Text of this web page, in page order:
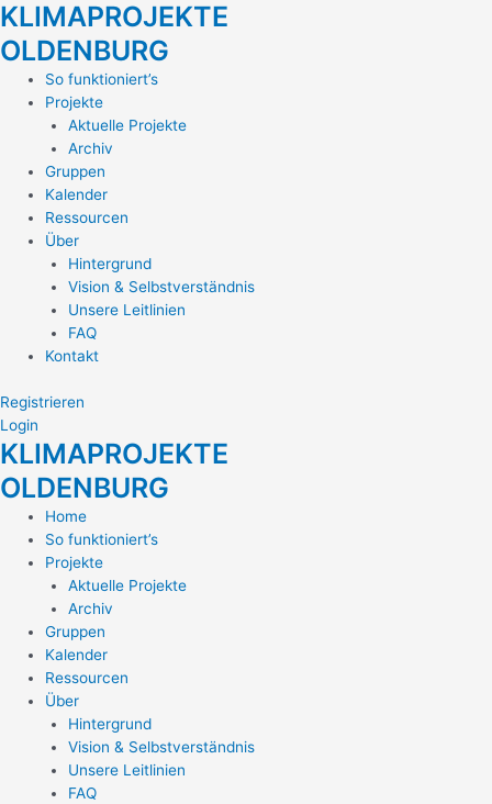
Zum
springen
KLIMAPROJEKTE
OLDENBURG
Main
Menu
So funktioniert’s
Projekte
Aktuelle Projekte
Archiv
Gruppen
Kalender
Ressourcen
Über
Hintergrund
Vision & Selbstverständnis
Unsere Leitlinien
FAQ
Kontakt
Registrieren
Login
KLIMAPROJEKTE
OLDENBURG
Home
So funktioniert’s
Projekte
Aktuelle Projekte
Archiv
Gruppen
Kalender
Ressourcen
Über
Hintergrund
Vision & Selbstverständnis
Unsere Leitlinien
FAQ